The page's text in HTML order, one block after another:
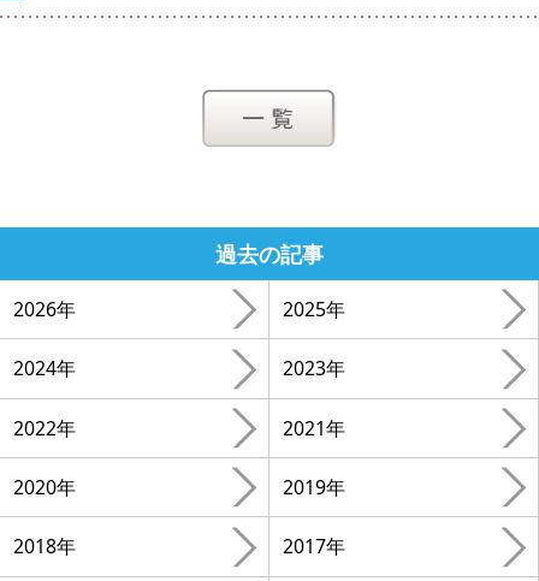
過去の記事
2026年 2025年
2024年 2023年
2022年 2021年
2020年 2019年
2018年 2017年